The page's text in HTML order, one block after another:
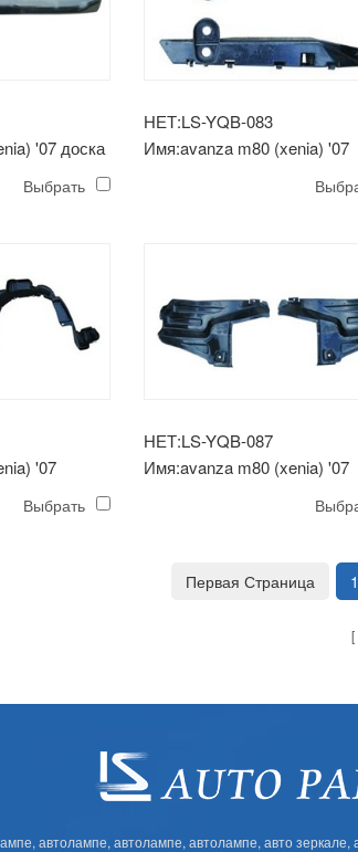
'07 доска
Выбрать
НЕТ:LS-YQB-083
Имя:avanza m80 (xenia) '07
'07
Выбрать
НЕТ:LS-YQB-087
Имя:avanza m80 (xenia) '07
Первая Страница 1
автолампе, автолампе, автолампе, авто зеркале,